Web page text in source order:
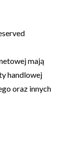
mają
handlowej
oraz innych